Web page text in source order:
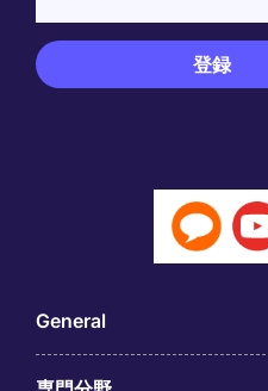
General